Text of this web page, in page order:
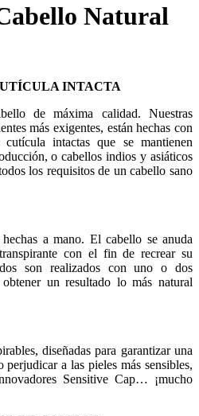
Natural
INTACTA
de máxima calidad. Nuestras
más exigentes, están hechas con
intactas que se mantienen
o cabellos indios y asiáticos
los requisitos de un cabello sano
hechas a mano. El cabello se anuda
con el fin de recrear su
son realizados con uno o dos
un resultado lo más natural
diseñadas para garantizar una
a las pieles más sensibles,
Sensitive Cap… ¡mucho